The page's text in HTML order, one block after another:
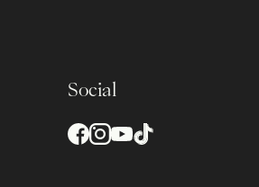
Social